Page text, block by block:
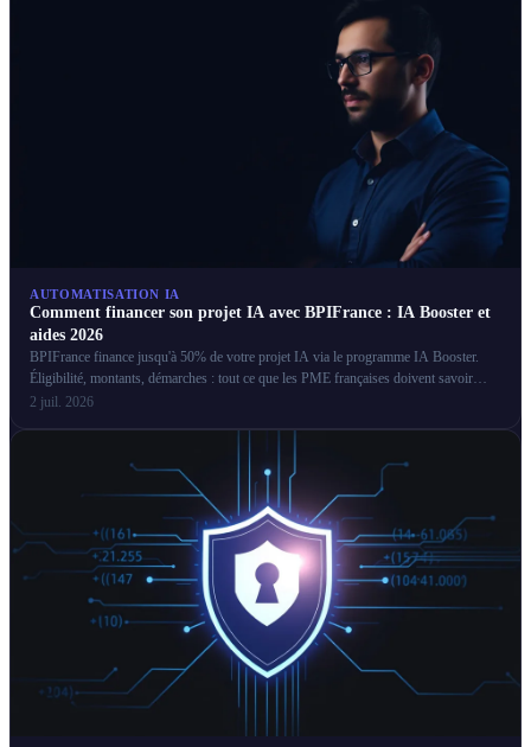
AUTOMATISATION IA
Comment financer son projet IA avec BPIFrance : IA Booster et
aides 2026
BPIFrance finance jusqu'à 50% de votre projet IA via le programme IA Booster.
Éligibilité, montants, démarches : tout ce que les PME françaises doivent savoir
pour obtenir ces aides.
2 juil. 2026